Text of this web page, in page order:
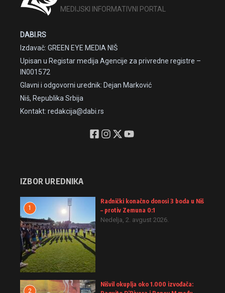
MEDIJSKI INFORMATIVNI PORTAL
DABI.RS
Izdavač: GREEN EYE MEDIA NIŠ
Upisan u Registar medija Agencije za privredne registre –
IN001572
Glavni i odgovorni urednik: Dejan Marković
Niš, Republika Srbija
Kontakt: redakcija@dabi.rs
IZBOR UREDNIKA
1
Radnički konačno donosi 3 boda u Niš
– protiv Zemuna 0:1
Nedelja, 2. avgust 2026.
2
Nišvil okuplja oko 1.000 izvođača: